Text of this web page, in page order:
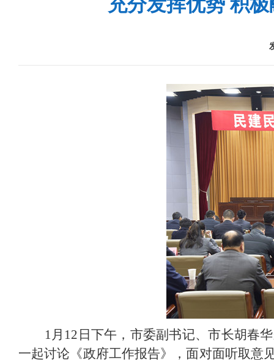
1月12日下午，市委副书记、市长胡春
一起讨论《政府工作报告》，面对面听取意